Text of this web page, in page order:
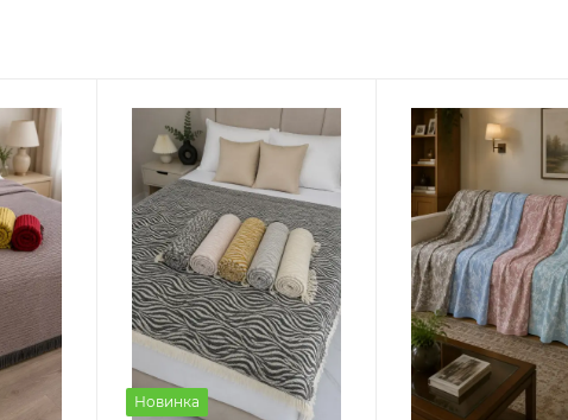
Новинка